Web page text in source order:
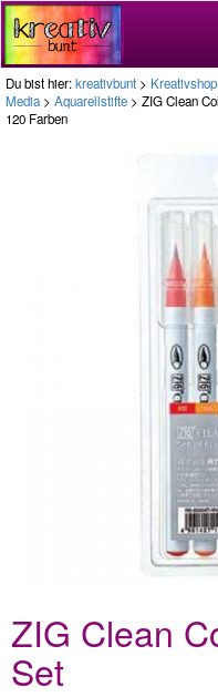
Du bist hier:kreativbunt >
Media > Aquarellstifte > ZIG Clean
120 Farben
ZIG Clean
Set